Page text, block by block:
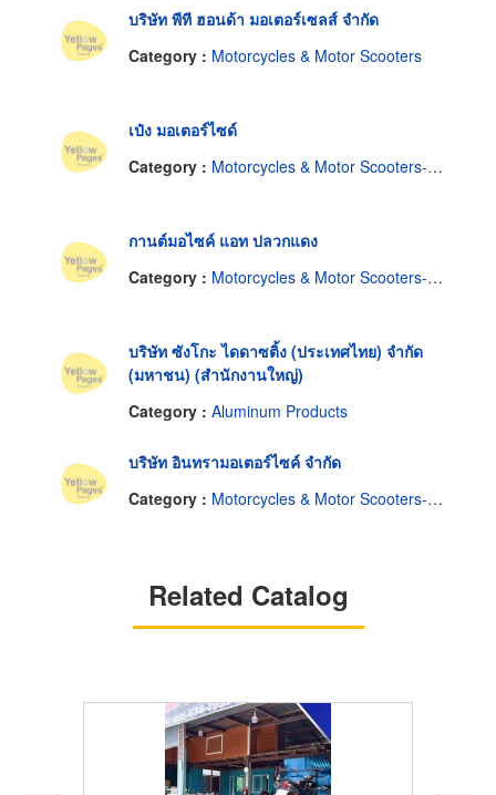
บริษัท พีที ฮอนด้า มอเตอร์เซลส์ จำกัด
Category : Motorcycles & Motor Scooters
เป๋ง มอเตอร์ไซด์
Category : Motorcycles & Motor Scooters-Supplies & Parts
กานต์มอไซค์ แอท ปลวกแดง
Category : Motorcycles & Motor Scooters-Repairing
บริษัท ซังโกะ ไดดาซติ้ง (ประเทศไทย) จำกัด
(มหาชน) (สำนักงานใหญ่)
Category : Aluminum Products
บริษัท อินทรามอเตอร์ไซค์ จำกัด
Category : Motorcycles & Motor Scooters-Repairing
Related Catalog